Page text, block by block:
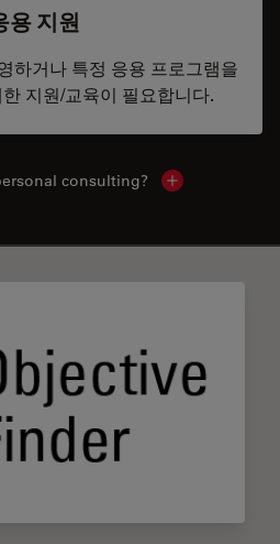
용 지원
하거나 특정 응용 프로그램을
지원/교육이 필요합니다.
consulting? Show local